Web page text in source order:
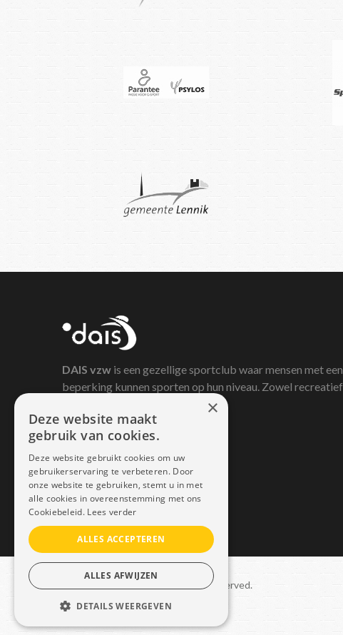
DAIS vzw is een gezellige sportclub waar mensen met een
beperking kunnen sporten op hun niveau. Zowel recreatief
Copyright © 2021 Dais. All rights reserved.
Sitemap–GDPR
×
Deze website maakt
gebruik van cookies.
Deze website gebruikt cookies om uw
gebruikerservaring te verbeteren. Door
onze website te gebruiken, stemt u in met
alle cookies in overeenstemming met ons
Cookiebeleid. Lees verder
ALLES ACCEPTEREN
ALLES AFWIJZEN
DETAILS WEERGEVEN
STRIKT NOODZAKELIJK